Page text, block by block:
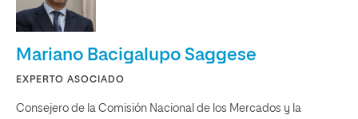
Mariano Bacigalupo Saggese
EXPERTO ASOCIADO
Consejero de la Comisión Nacional de los Mercados y la